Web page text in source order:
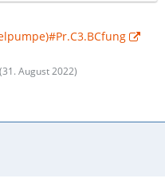
31. August 2022)